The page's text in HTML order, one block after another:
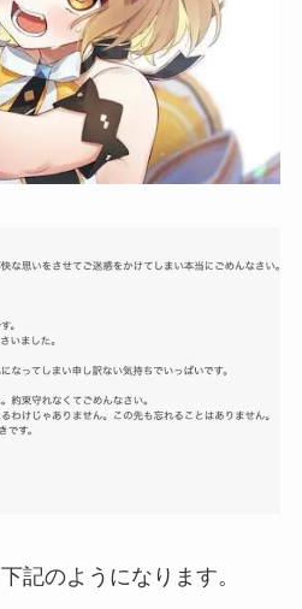
記のようになります。